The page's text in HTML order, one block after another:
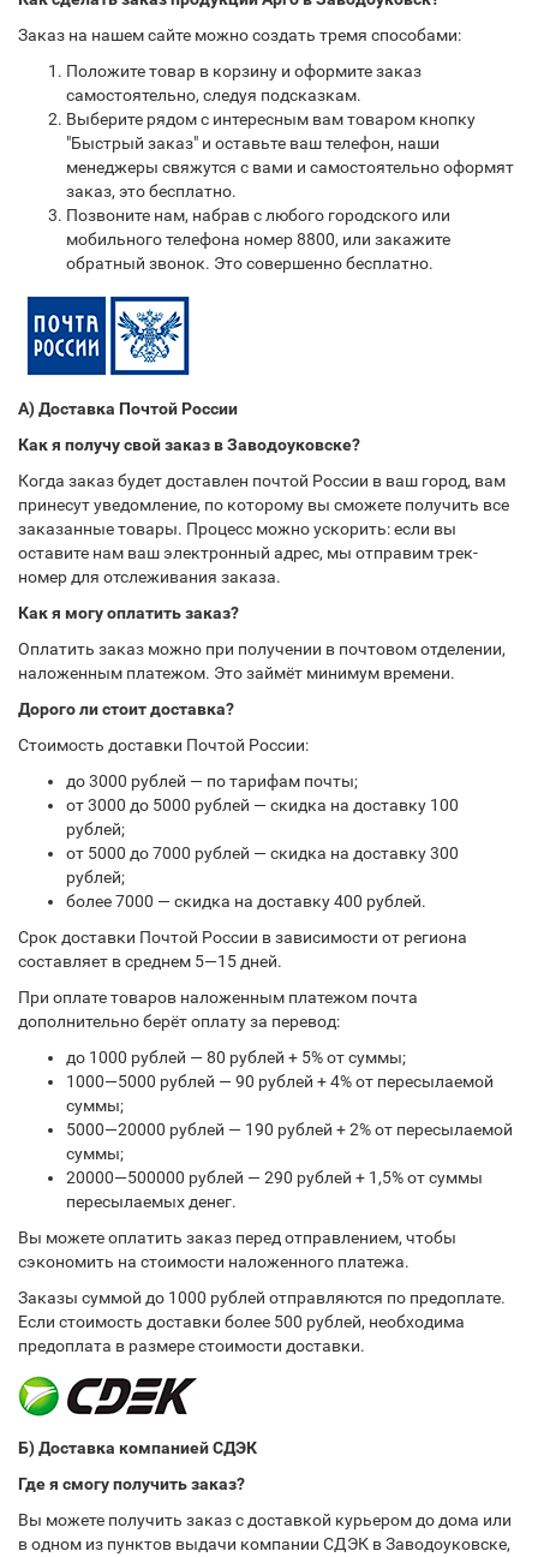
Заказ на нашем сайте можно создать тремя способами:
Положите товар в корзину и оформите заказ
самостоятельно, следуя подсказкам.
Выберите рядом с интересным вам товаром кнопку
"Быстрый заказ" и оставьте ваш телефон, наши
менеджеры свяжутся с вами и самостоятельно оформят
заказ, это бесплатно.
Позвоните нам, набрав с любого городского или
мобильного телефона номер 8800, или закажите
обратный звонок. Это совершенно бесплатно.
А) Доставка Почтой России
Как я получу свой заказ в Заводоуковске?
Когда заказ будет доставлен почтой России в ваш город, вам
принесут уведомление, по которому вы сможете получить все
заказанные товары. Процесс можно ускорить: если вы
оставите нам ваш электронный адрес, мы отправим трек-
номер для отслеживания заказа.
Как я могу оплатить заказ?
Оплатить заказ можно при получении в почтовом отделении,
наложенным платежом. Это займёт минимум времени.
Дорого ли стоит доставка?
Стоимость доставки Почтой России:
до 3000 рублей — по тарифам почты;
от 3000 до 5000 рублей — скидка на доставку 100
рублей;
от 5000 до 7000 рублей — скидка на доставку 300
рублей;
более 7000 — скидка на доставку 400 рублей.
Срок доставки Почтой России в зависимости от региона
составляет в среднем 5—15 дней.
При оплате товаров наложенным платежом почта
дополнительно берёт оплату за перевод:
до 1000 рублей — 80 рублей + 5% от суммы;
1000—5000 рублей — 90 рублей + 4% от пересылаемой
суммы;
5000—20000 рублей — 190 рублей + 2% от пересылаемой
суммы;
20000—500000 рублей — 290 рублей + 1,5% от суммы
пересылаемых денег.
Вы можете оплатить заказ перед отправлением, чтобы
сэкономить на стоимости наложенного платежа.
Заказы суммой до 1000 рублей отправляются по предоплате.
Если стоимость доставки более 500 рублей, необходима
предоплата в размере стоимости доставки.
Б) Доставка компанией СДЭК
Где я смогу получить заказ?
Вы можете получить заказ с доставкой курьером до дома или
в одном из пунктов выдачи компании СДЭК в Заводоуковске,